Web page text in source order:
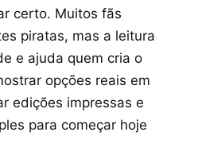
certo. Muitos fãs
piratas, mas a leitura
e ajuda quem cria o
opções reais em
edições impressas e
para começar hoje